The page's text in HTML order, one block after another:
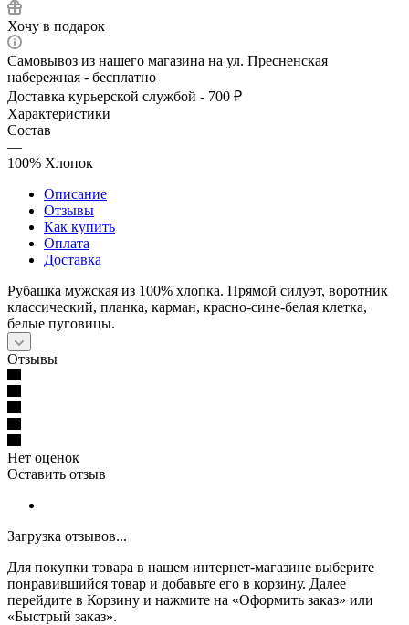
Хочу в подарок
Самовывоз из нашего магазина на ул. Пресненская
набережная - бесплатно
Доставка курьерской службой - 700 ₽
Характеристики
Состав
—
100% Хлопок
Описание
Отзывы
Как купить
Оплата
Доставка
Рубашка мужская из 100% хлопка. Прямой силуэт, воротник
классический, планка, карман, красно-сине-белая клетка,
белые пуговицы.
Отзывы
Нет оценок
Оставить отзыв
Загрузка отзывов...
Для покупки товара в нашем интернет-магазине выберите
понравившийся товар и добавьте его в корзину. Далее
перейдите в Корзину и нажмите на «Оформить заказ» или
«Быстрый заказ».